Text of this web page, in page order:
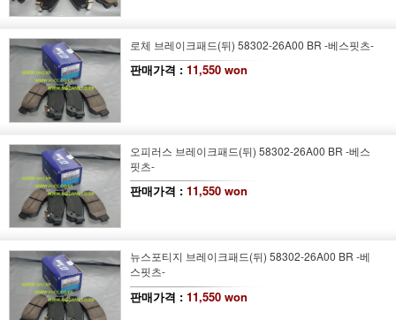
로체 브레이크패드(뒤) 58302-26A00 BR -베스핏츠-
판매가격 : 11,550 won
오피러스 브레이크패드(뒤) 58302-26A00 BR -베스
핏츠-
판매가격 : 11,550 won
뉴스포티지 브레이크패드(뒤) 58302-26A00 BR -베
스핏츠-
판매가격 : 11,550 won